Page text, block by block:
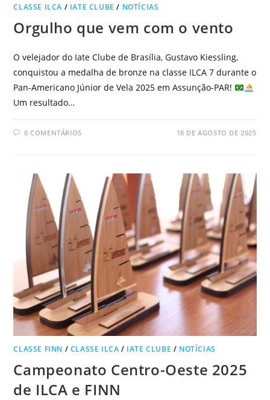
CLASSE ILCA / IATE CLUBE / NOTÍCIAS
Orgulho que vem com o vento
O velejador do Iate Clube de Brasília, Gustavo Kiessling,
conquistou a medalha de bronze na classe ILCA 7 durante o
Pan-Americano Júnior de Vela 2025 em Assunção-PAR!
Um resultado…
0 COMENTÁRIOS 18 DE AGOSTO DE 2025
CLASSE FINN / CLASSE ILCA / IATE CLUBE / NOTÍCIAS
Campeonato Centro-Oeste 2025
de ILCA e FINN